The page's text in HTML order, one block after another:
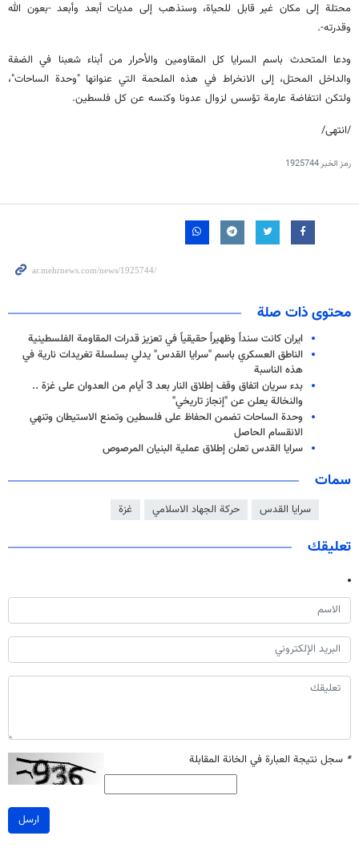
محتلة إلى مكان غير قابل للحياة، وسنذهب إلى مديات أبعد وأبعد -بعون الله
وقدرته-.
ودعا المتحدث باسم السرايا كل المقاومين والأحرار من أبناء شعبنا في الضفة
والداخل المحتل، إلى الانخراط في هذه الملحمة التي عنوانها "وحدة الساحات"،
ولتكن انتفاضة عارمة تؤسس لزوال عدونا وكنسه عن كل فلسطين.
/انتهى/
رمز الخبر1925744
محتوى ذات صلة
ايران كانت سنداً وظهيراً حقيقياً في تعزيز قدرات المقاومة الفلسطينية
الناطق العسكري باسم "سرايا القدس" يدلي بسلسلة تغريدات نارية في
هذه الناسبة
بدء سريان اتفاق وقف إطلاق النار بعد 3 أيام من العدوان على غزة ..
والنخالة يعلن عن "إنجاز تاريخي"
وحدة الساحات تضمن الحفاظ على فلسطين وتمنع الاستيطان وتنهي
الانقسام الحاصل
سرايا القدس تعلن إطلاق عملية البنيان المرصوص
سمات
سرايا القدس حركة الجهاد الاسلامي غزة
تعليقك
* سجل نتيجة العبارة في الخانة المقابلة
ارسل